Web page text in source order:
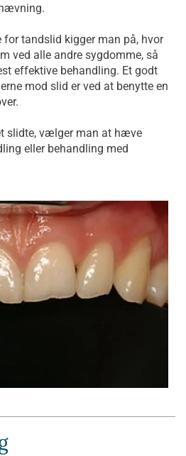
for tandslid kigger man på, hvor
ved alle andre sygdomme, så
effektive behandling. Et godt
mod slid er ved at benytte en
slidte, vælger man at hæve
eller behandling med